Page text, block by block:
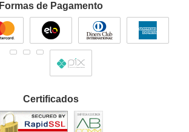
Formas de Pagamento
Certificados